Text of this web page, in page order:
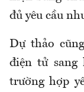
đủ yêu cầu
Dự thảo
điện tử sang
trường hợp